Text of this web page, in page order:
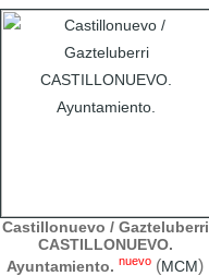
Castillonuevo / Gazteluberri
CASTILLONUEVO.
Ayuntamiento. nuevo (MCM)